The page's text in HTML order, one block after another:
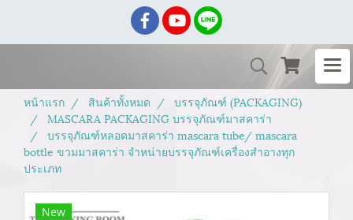
หน้าแรก สินค้าทั้งหมด
บรรจุภัณฑ์ (PACKAGING)
MASCARA PACKAGING บรรจุภัณฑ์มาสคาร่า
บรรจุภัณฑ์หลอดมาสคาร่า mascara tube/ mascara
bottle ขวมมาสคาร่า จำหน่ายบรรจุภัณฑ์เครื่องสำอางทุก
ประเภท
New